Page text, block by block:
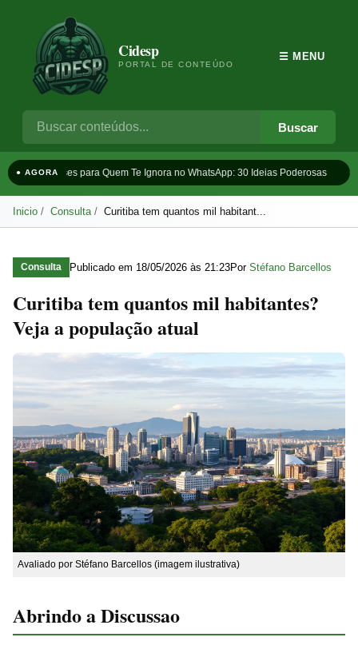
Cidesp
PORTAL DE CONTEÚDO
Buscar
☰ MENU
● AGORAFrases para Quem Te Ignora no WhatsApp: 30 Ideias Poderosas
Inicio Consulta Curitiba tem quantos mil habitant...
Consulta Publicado em 18/05/2026 às 21:23Por Stéfano Barcellos
Curitiba tem quantos mil habitantes?
Veja a população atual
Avaliado por Stéfano Barcellos (imagem ilustrativa)
Abrindo a Discussao